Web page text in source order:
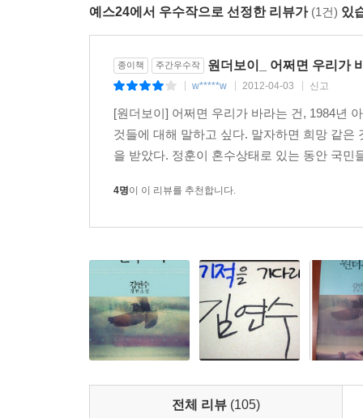
예스24에서 우수작으로 선정한 리뷰가 (1건) 있
종이책 주간우수작 원더보이_ 어쩌면 우리가
w*****w 2012-04-03 신고
[원더보이] 어쩌면 우리가 바라는 건, 1984년
것들에 대해 말하고 싶다. 말자하면 희망 같
을 받았다. 정훈이 혼수상태로 있는 동안 국민
4명이 이 리뷰를 추천합니다.
전체 리뷰 (105)